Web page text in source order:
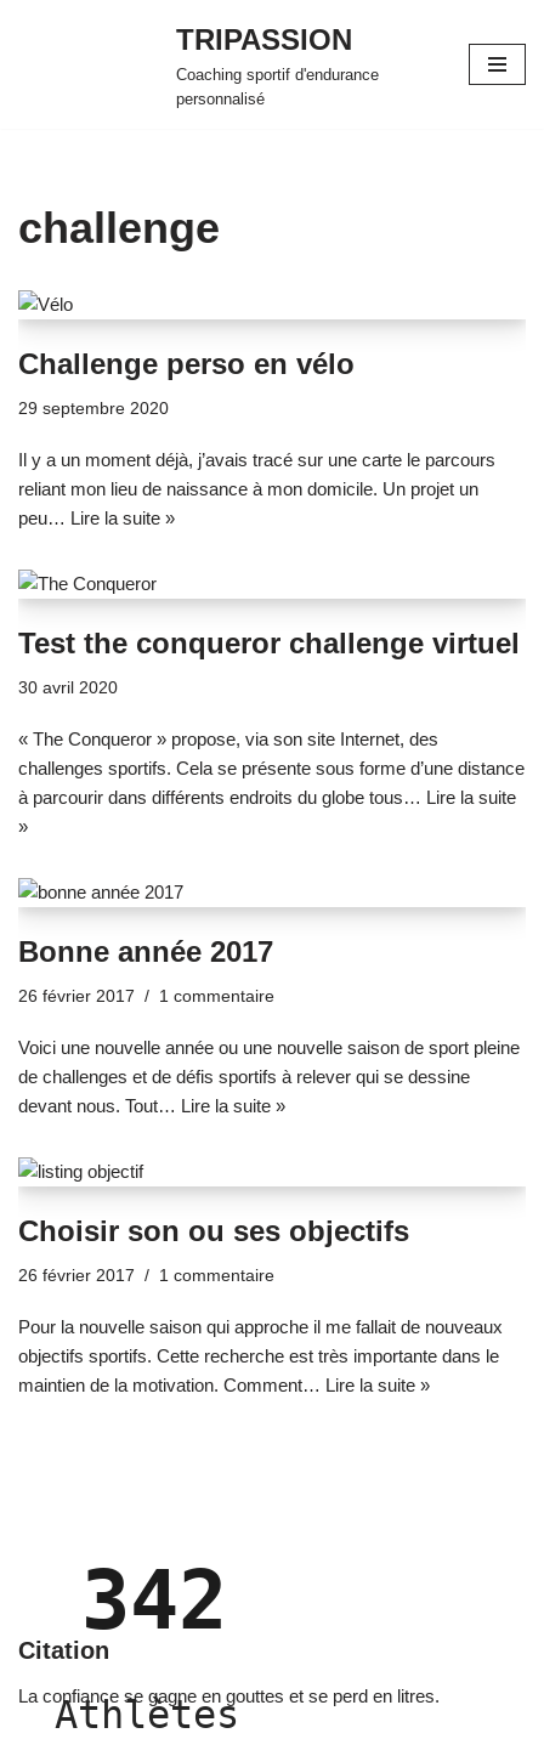
TRIPASSION
Coaching sportif d'endurance
personnalisé
challenge
Challenge perso en vélo
29 septembre 2020
Il y a un moment déjà, j’avais tracé sur une carte le parcours
reliant mon lieu de naissance à mon domicile. Un projet un
peu… Lire la suite »
Test the conqueror challenge virtuel
30 avril 2020
« The Conqueror » propose, via son site Internet, des
challenges sportifs. Cela se présente sous forme d’une distance
à parcourir dans différents endroits du globe tous… Lire la suite
»
Bonne année 2017
26 février 2017 1 commentaire
Voici une nouvelle année ou une nouvelle saison de sport pleine
de challenges et de défis sportifs à relever qui se dessine
devant nous. Tout… Lire la suite »
Choisir son ou ses objectifs
26 février 2017 1 commentaire
Pour la nouvelle saison qui approche il me fallait de nouveaux
objectifs sportifs. Cette recherche est très importante dans le
maintien de la motivation. Comment… Lire la suite »
Citation
La confiance se gagne en gouttes et se perd en litres.
342
Athlètes